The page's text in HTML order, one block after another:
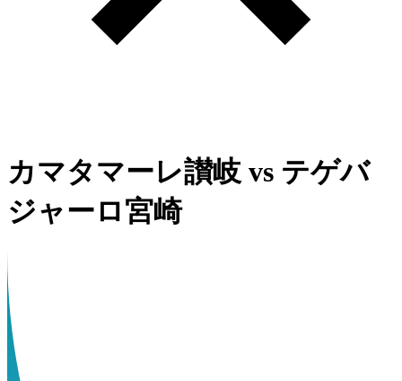
カマタマーレ讃岐 vs テゲバ
ジャーロ宮崎